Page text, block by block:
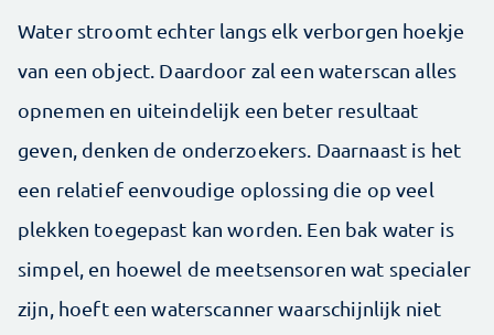
Water stroomt echter langs elk verborgen hoekje
van een object. Daardoor zal een waterscan alles
opnemen en uiteindelijk een beter resultaat
geven, denken de onderzoekers. Daarnaast is het
een relatief eenvoudige oplossing die op veel
plekken toegepast kan worden. Een bak water is
simpel, en hoewel de meetsensoren wat specialer
zijn, hoeft een waterscanner waarschijnlijk niet